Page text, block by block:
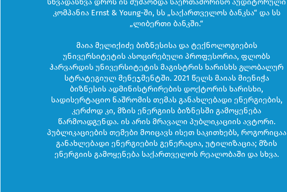
კომპანია Ernst & Young-ში, სს „საქართველოს ბანკსა“ და სს
„ლიბერთი ბანკში.“
მაია მელიქიძე ბიზნესისა და ტექნოლოგიების
უნივერსიტეტის ასოცირებული პროფესორია, ფლობს
ჰარვარდის უნივერსიტეტის მაგისტრის ხარისხს გლობალურ
სტრატეგიულ მენეჯმენტში. 2021 წელს მაიას მიენიჭა
ბიზნესის ადმინისტრირების დოქტორის ხარისხი,
სადისერტაციო ნაშრომის თემას განახლებადი ენერგიების,
კერძოდ კი, მზის ენერგიის ბიზნესში გამოყენება
წარმოადგენდა. ის არის მრავალი პუბლიკაციის ავტორი.
პუბლიკაციების თემები მოიცავს ისეთ საკითხებს, როგორიცაა
განახლებადი ენერგიების გენერაცია, უტილიზაცია; მზის
ენერგიის გამოყენება საქართველოს რეალობაში და სხვა.